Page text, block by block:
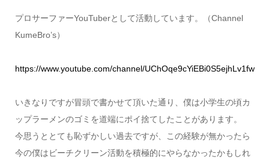
プロサーファーYouTuberとして活動しています。（Channel
KumeBro’s）
https://www.youtube.com/channel/UChOqe9cYiEBi0S5ejhLv1fw
いきなりですが冒頭で書かせて頂いた通り、僕は小学生の頃カ
ップラーメンのゴミを道端にポイ捨てしたことがあります。
今思うととても恥ずかしい過去ですが、この経験が無かったら
今の僕はビーチクリーン活動を積極的にやらなかったかもしれ